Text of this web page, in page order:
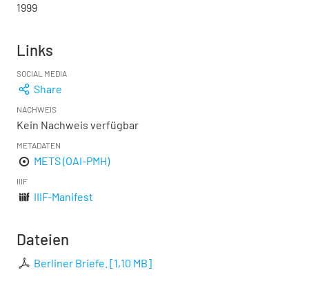
1999
Links
SOCIAL MEDIA
Share
NACHWEIS
Kein Nachweis verfügbar
METADATEN
METS (OAI-PMH)
IIIF
IIIF-Manifest
Dateien
Berliner Briefe. [1,10 MB]